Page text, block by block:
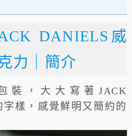
DANIELS威
力｜簡介
裝，大大寫著JACK
樣，感覺鮮明又簡約的